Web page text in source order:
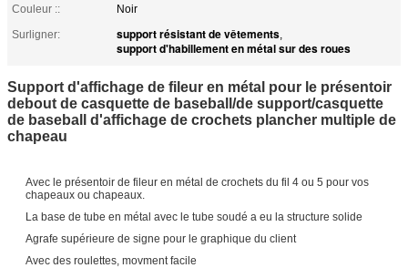
Couleur ::
Noir
Surligner:
support résistant de vêtements,
support d'habillement en métal sur des roues
Support d'affichage de fileur en métal pour le présentoir
debout de casquette de baseball/de support/casquette
de baseball d'affichage de crochets plancher multiple de
chapeau
Avec le présentoir de fileur en métal de crochets du fil 4 ou 5 pour vos
chapeaux ou chapeaux.
La base de tube en métal avec le tube soudé a eu la structure solide
Agrafe supérieure de signe pour le graphique du client
Avec des roulettes, movment facile